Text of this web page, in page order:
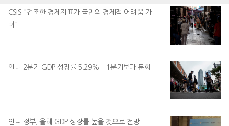
CSIS "견조한 경제지표가 국민의 경제적 어려움 가
려"
인니 2분기 GDP 성장률 5.29%…1분기보다 둔화
인니 정부, 올해 GDP 성장률 높을 것으로 전망